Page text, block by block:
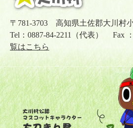
〒781-3703 高知県土佐郡大川村
Tel：0887-84-2211（代表） Fax
覧はこちら